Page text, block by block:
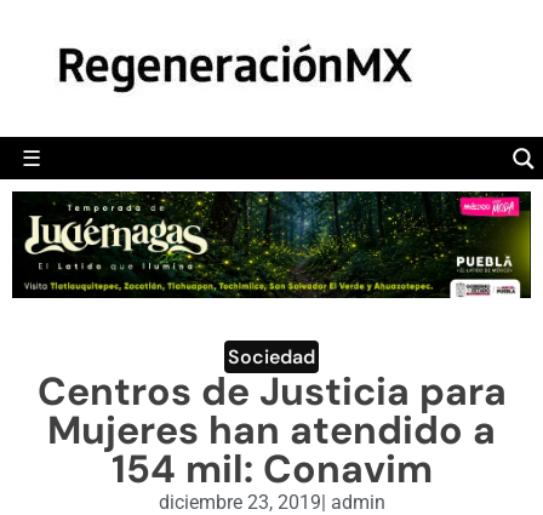
☰
POLÍTICA
CAMALEÓN
OPINIÓN
DEPORTES
ENGLISH SECTION
VIDEOS
Sociedad
Centros de Justicia para
Mujeres han atendido a
154 mil: Conavim
diciembre 23, 2019| admin